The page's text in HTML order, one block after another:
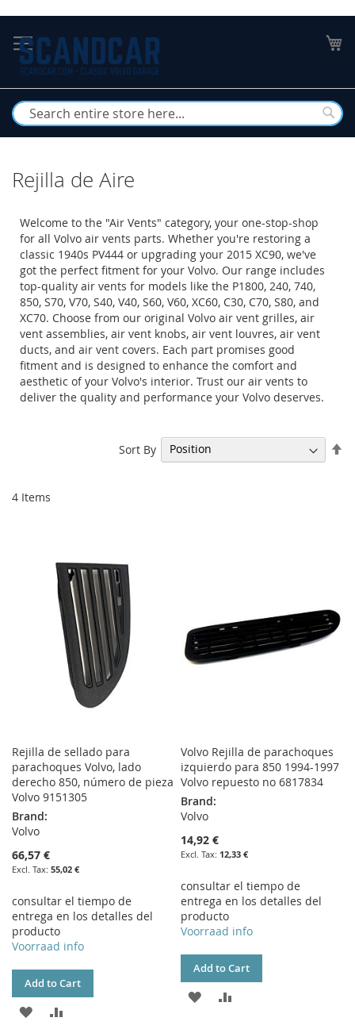
to
Content
Rejilla de Aire
Welcome to the "Air Vents" category, your one-stop-shop
for all Volvo air vents parts. Whether you're restoring a
classic 1940s PV444 or upgrading your 2015 XC90, we've
got the perfect fitment for your Volvo. Our range includes
top-quality air vents for models like the P1800, 240, 740,
850, S70, V70, S40, V40, S60, V60, XC60, C30, C70, S80, and
XC70. Choose from our original Volvo air vent grilles, air
vent assemblies, air vent knobs, air vent louvres, air vent
ducts, and air vent covers. Each part promises good
fitment and is designed to enhance the comfort and
aesthetic of your Volvo's interior. Trust our air vents to
deliver the quality and performance your Volvo deserves.
4 Items
Sort By
Rejilla de sellado para
parachoques Volvo, lado
derecho 850, número de pieza
Volvo 9151305
Brand:
Volvo
66,57 €
55,02 €
consultar el tiempo de
entrega en los detalles del
producto
Voorraad info
Add to Cart
ADD
Volvo Rejilla de parachoques
izquierdo para 850 1994-1997
Volvo repuesto no 6817834
Brand:
Volvo
14,92 €
12,33 €
consultar el tiempo de
entrega en los detalles del
producto
Voorraad info
Add to Cart
ADD